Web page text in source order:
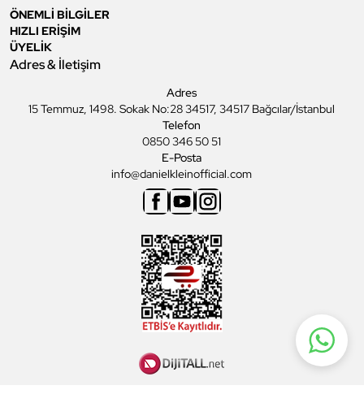
ÖNEMLİ BİLGİLER
HIZLI ERİŞİM
ÜYELİK
Adres & İletişim
Adres
15 Temmuz, 1498. Sokak No:28 34517, 34517 Bağcılar/İstanbul
Telefon
0850 346 50 51
E-Posta
info@danielkleinofficial.com
Facebook
YoutubeInstagram